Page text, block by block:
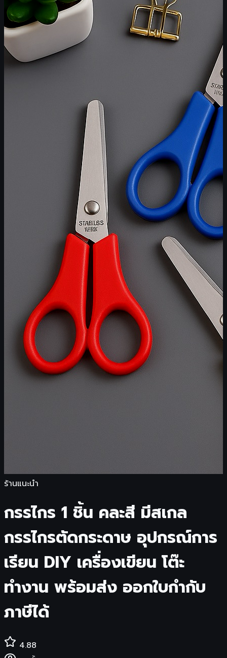
ร้านแนะนำ
กรรไกร 1 ชิ้น คละสี มีสเกล
กรรไกรตัดกระดาษ อุปกรณ์การ
เรียน DIY เครื่องเขียน โต๊ะ
ทำงาน พร้อมส่ง ออกใบกำกับ
ภาษีได้
4.88